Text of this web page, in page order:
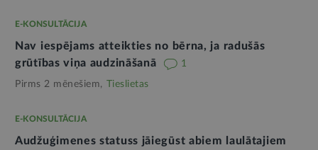
E-KONSULTĀCIJA
Nav iespējams atteikties no bērna, ja radušās
grūtības viņa audzināšanā
1
Pirms 2 mēnešiem, Tieslietas
E-KONSULTĀCIJA
Audžuģimenes statuss jāiegūst abiem laulātajiem